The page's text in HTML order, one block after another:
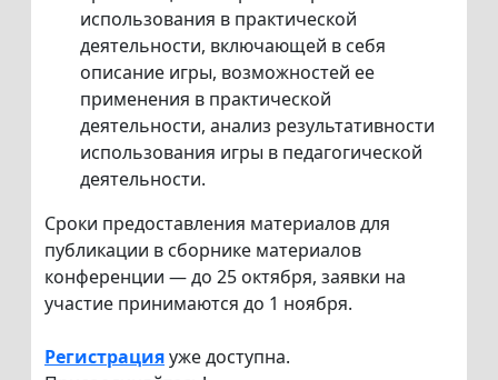
использования в практической
деятельности, включающей в себя
описание игры, возможностей ее
применения в практической
деятельности, анализ результативности
использования игры в педагогической
деятельности.
Сроки предоставления материалов для
публикации в сборнике материалов
конференции — до 25 октября, заявки на
участие принимаются до 1 ноября.
Регистрацияуже доступна.